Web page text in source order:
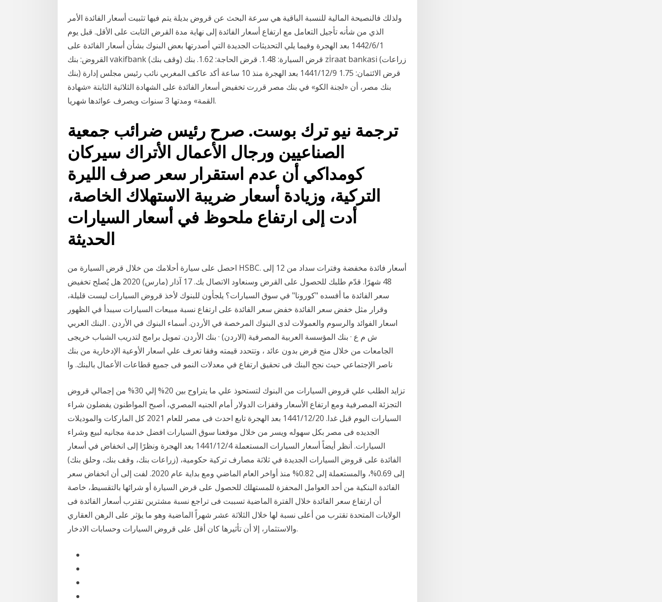
ولذلك فالنصيحة المالية للنسبة الباقية هي سرعة البحث عن قروض بديلة يتم فيها تثبيت أسعار الفائدة الأمر
الذي من شأنه تأجيل التعامل مع ارتفاع أسعار الفائدة إلى نهاية مدة القرض الثابت على الأقل. قبل يوم
1‏‏/6‏‏/1442 بعد الهجرة وفيما يلي التحديثات الجديدة التي أصدرتها بعض البنوك بشأن أسعار الفائدة على
القروض: بنك vakifbank (وقف بنك) قرض السيارة: 1.48. قرض الحاجة: 1.62. بنك zİraat bankasi (زراعات
بنك) قرض الائتمان: 1.75 9‏‏/12‏‏/1441 بعد الهجرة منذ 10 ساعة أكد عاكف المغربي نائب رئيس مجلس إدارة
بنك مصر، أن «لجنة الكو» في بنك مصر قررت تخفيض أسعار الفائدة على الشهادة الثلاثية الثابتة «شهادة
القمة» ومدتها 3 سنوات ويصرف عوائدها شهريا.
ترجمة نيو ترك بوست. صرح رئيس ضرائب جمعية
الصناعيين ورجال الأعمال الأتراك سيركان
كومداكي أن عدم استقرار سعر صرف الليرة
التركية، وزيادة أسعار ضريبة الاستهلاك الخاصة،
أدت إلى ارتفاع ملحوظ في أسعار السيارات
الحديثة
احصل على سيارة أحلامك من خلال قرض السيارة من HSBC. أسعار فائدة مخفضة وفترات سداد من 12 إلى
48 شهرًا. قدّم طلبك للحصول على القرض وسنعاود الاتصال بك. 17 آذار (مارس) 2020 هل يُصلح تخفيض
سعر الفائدة ما أفسده "كورونا" في سوق السيارات؟ يلجأون للبنوك لأخذ قروض السيارات ليست قليلة،
وقرار مثل خفض سعر الفائدة خفض سعر الفائدة على ارتفاع نسبة مبيعات السيارات سيبدأ في الظهور
اسعار الفوائد والرسوم والعمولات لدى البنوك المرخصة في الأردن. أسماء البنوك في الأردن . البنك العربي
ش م ع · بنك المؤسسة العربية المصرفية (الاردن) · بنك الأردن. تمويل برامج لتدريب الشباب خريجى
الجامعات من خلال منح قرض بدون عائد ، وتتحدد قيمته وفقا تعرف علي اسعار الأوعية الإدخارية من بنك
ناصر الإجتماعي حيث نجح البنك فى تحقيق ارتفاع في معدلات النمو فى جميع قطاعات الأعمال بالبنك. وا
تزايد الطلب علي قروض السيارات من البنوك لتستحوذ علي ما يتراوح بين 20% إلي 30% من إجمالي قروض
التجزئة المصرفية ومع ارتفاع الأسعار وقفزات الدولار أمام الجنيه المصري، أصبح المواطنون يفضلون شراء
السيارات اليوم قبل غدا. 20‏‏/12‏‏/1441 بعد الهجرة تابع احدث فى مصر للعام 2021 كل الماركات والموديلات
الجديده فى مصر بكل سهوله ويسر من خلال موقعنا سوق السيارات افضل خدمة مجانيه لبيع وشراء
السيارات. أنظر أيضاً أسعار السيارات المستعملة 4‏‏/12‏‏/1441 بعد الهجرة ونظرًا إلى انخفاض في أسعار
الفائدة على قروض السيارات الجديدة في ثلاثة مصارف تركية حكومية، (زراعات بنك، وقف بنك، وحلق بنك)
إلى 0.69%، والمستعملة إلى 0.82% منذ أواخر العام الماضي ومع بداية عام 2020. لفت إلى أن انخفاض سعر
الفائدة البنكية من أحد العوامل المحفزة للمستهلك للحصول على قرض السيارة أو شرائها بالتقسيط، خاصة
أن ارتفاع سعر الفائدة خلال الفترة الماضية تسببت فى تراجع نسبة مشترين تقترب أسعار الفائدة فى
الولايات المتحدة تقترب من أعلى نسبة لها خلال الثلاثة عشر شهراً الماضية وهو ما يؤثر على الرهن العقاري
والاستثمار، إلا أن تأثيرها كان أقل على قروض السيارات وحسابات الادخار.